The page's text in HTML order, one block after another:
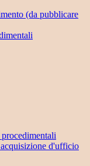
(da pubblicare
d'ufficio